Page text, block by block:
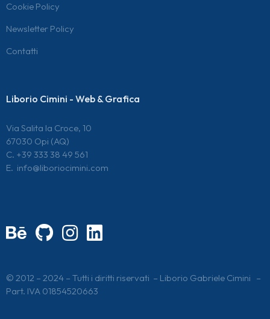
Cookie Policy
Newsletter Policy
Contatti
© 2012 – 2024 – Tutti i diritti riservati – Liborio Gabriele Cimini –
Part. IVA 01854520663
Liborio Cimini - Web & Grafica
Via Salita la Croce, 10
67030 Opi (AQ)
C. +39 333 38 49 561
E. info@liboriocimini.com